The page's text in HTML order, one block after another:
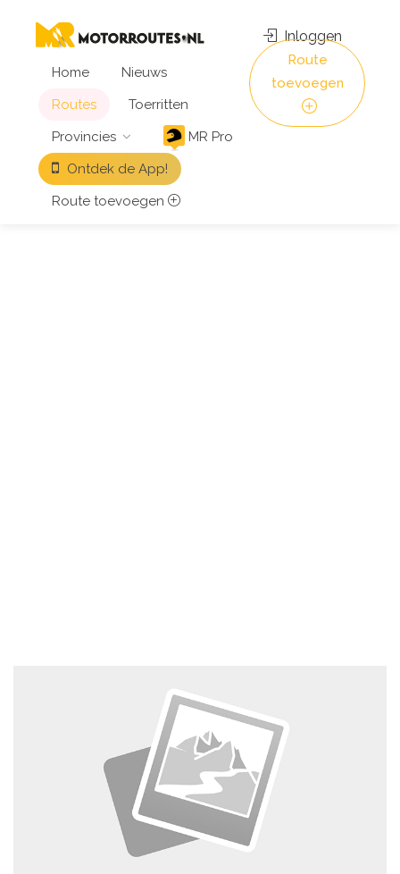
Home
Nieuws
Routes
Toerritten
Provincies
MR Pro
Ontdek de App!
Route toevoegen
Inloggen
Route
toevoegen